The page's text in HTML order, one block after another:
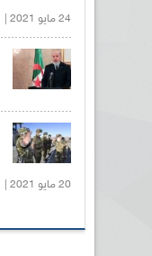
24 مايو 2021 |
20 مايو 2021 |